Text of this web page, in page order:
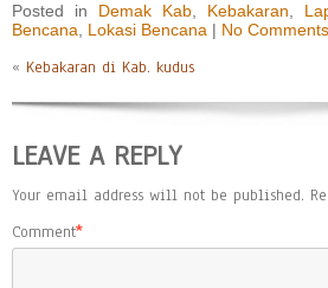
Posted in Demak Kab, Kebakaran
Bencana
Lokasi Bencana | No
« Kebakaran di Kab. kudus
LEAVE A REPLY
Your email address will not be published.
Comment*